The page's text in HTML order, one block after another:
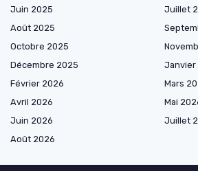
Juin 2025
Juillet
Août 2025
Octobre 2025
Décembre 2025
Janvier
Février 2026
Mars
Avril 2026
Mai
Juin 2026
Juillet
Août 2026